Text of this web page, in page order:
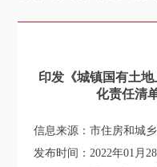
印发《城镇国有土
化责任清
信息来源：市住房和城
发布时间：2022年01月